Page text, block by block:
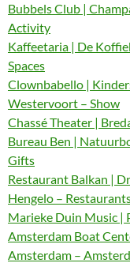
Bubbels Club |
Activity
Kaffeetaria | De
Spaces
Clownbabello |
Westervoort – Show
Chassé Theater |
Bureau Ben |
Gifts
Restaurant Balkan |
Hengelo –
Marieke Duin Music |
Amsterdam Boat
Amsterdam –